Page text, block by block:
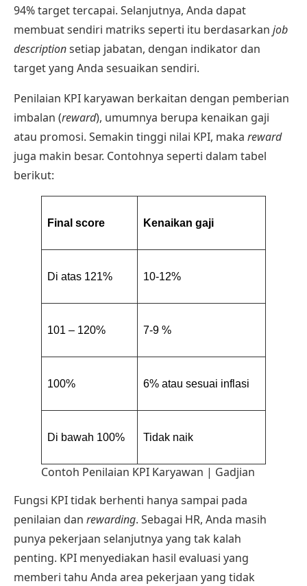
94% target tercapai. Selanjutnya, Anda dapat
membuat sendiri matriks seperti itu berdasarkan job
descriptionsetiap jabatan, dengan indikator dan
target yang Anda sesuaikan sendiri.
Penilaian KPI karyawan berkaitan dengan pemberian
imbalan (reward), umumnya berupa kenaikan gaji
atau promosi. Semakin tinggi nilai KPI, maka reward
juga makin besar. Contohnya seperti dalam tabel
berikut:
Final score Kenaikan gaji
Di atas 121% 10-12%
101 – 120% 7-9 %
100% 6% atau sesuai inflasi
Di bawah 100% Tidak naik
Contoh Penilaian KPI Karyawan | Gadjian
Fungsi KPI tidak berhenti hanya sampai pada
penilaian dan rewarding. Sebagai HR, Anda masih
punya pekerjaan selanjutnya yang tak kalah
penting. KPI menyediakan hasil evaluasi yang
memberi tahu Anda area pekerjaan yang tidak